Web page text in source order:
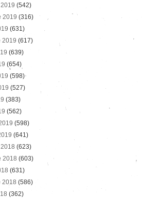
(542)
2019 (316)
(631)
2019 (617)
(639)
(654)
(598)
(527)
(383)
(562)
(598)
(641)
(623)
2018 (603)
(631)
2018 (586)
(362)